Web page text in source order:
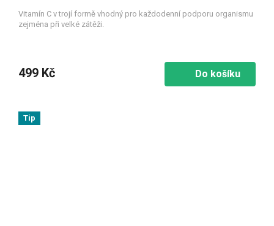
Vitamín C v trojí formě vhodný pro každodenní podporu organismu
zejména při velké zátěži.
499 Kč Do košíku
Tip